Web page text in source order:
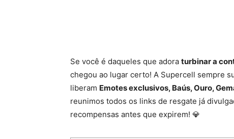
Se você é daqueles que adora turbinar a
chegou ao lugar certo! A Supercell sempre
liberam Emotes exclusivos, Baús, Ouro,
reunimos todos os links de resgate já
recompensas antes que expirem! 💎